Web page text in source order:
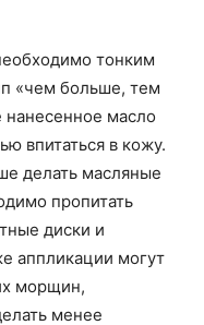
тонким
«чем больше, тем
нанесенное масло
впитаться в кожу.
делать масляные
пропитать
диски и
аппликации могут
морщин,
менее